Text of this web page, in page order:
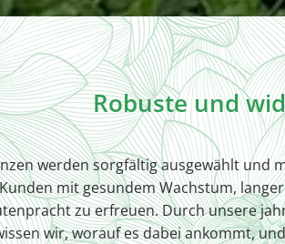
Robuste und
werden sorgfältig ausgewählt und
mit gesundem Wachstum,
zu erfreuen. Durch unsere
wir, worauf es dabei ankommt,